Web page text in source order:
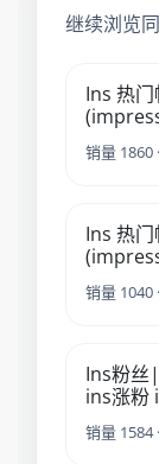
继续浏览
Ins 热
销量 1860
Ins 热
销量 1040
Ins粉
ins涨粉
销量 1584